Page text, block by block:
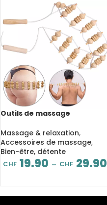
Outils de massage
point de déclenchement,
douleur musculaire
Massage & relaxation,
Accessoires de massage,
Bien-être, détente
CHF 19.90 – CHF 29.90